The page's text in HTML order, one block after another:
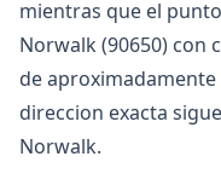
mientras que el
Norwalk (90650) con
de aproximadamente
direccion exacta
Norwalk.